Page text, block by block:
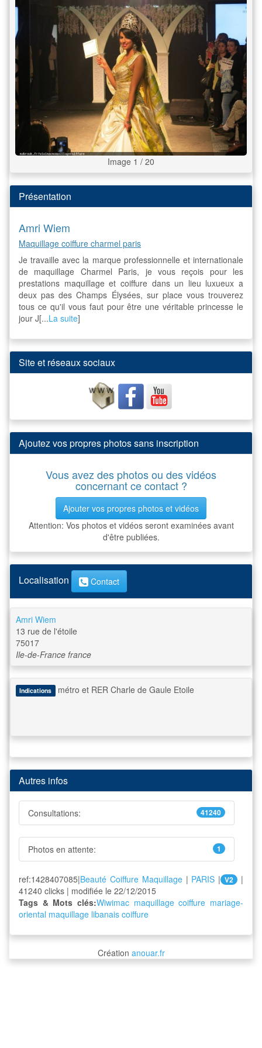
Image 1 / 20
Présentation
Amri Wiem
Maquillage coiffure charmel paris
Je travaille avec la marque professionnelle et internationale
de maquillage Charmel Paris, je vous reçois pour les
prestations maquillage et coiffure dans un lieu luxueux a
deux pas des Champs Élysées, sur place vous trouverez
tous ce qu'il vous faut pour être une véritable princesse le
jour J[...La suite]
Site et réseaux sociaux
Ajoutez vos propres photos sans inscription
Vous avez des photos ou des vidéos
concernant ce contact ?
Ajouter vos propres photos et vidéos
Attention: Vos photos et vidéos seront examinées avant
d'être publiées.
Localisation Contact
Amri Wiem
13 rue de l'étoile
75017
Ile-de-France france
Indications métro et RER Charle de Gaule Etoile
Autres infos
Consultations: 41240
Photos en attente: 1
ref:1428407085|Beauté Coiffure Maquillage| PARIS | V2
|
41240 clicks | modifiée le 22/12/2015
Tags & Mots clés:Wiwimac maquillage coiffure mariage-
oriental maquillage libanais coiffure
Création anouar.fr